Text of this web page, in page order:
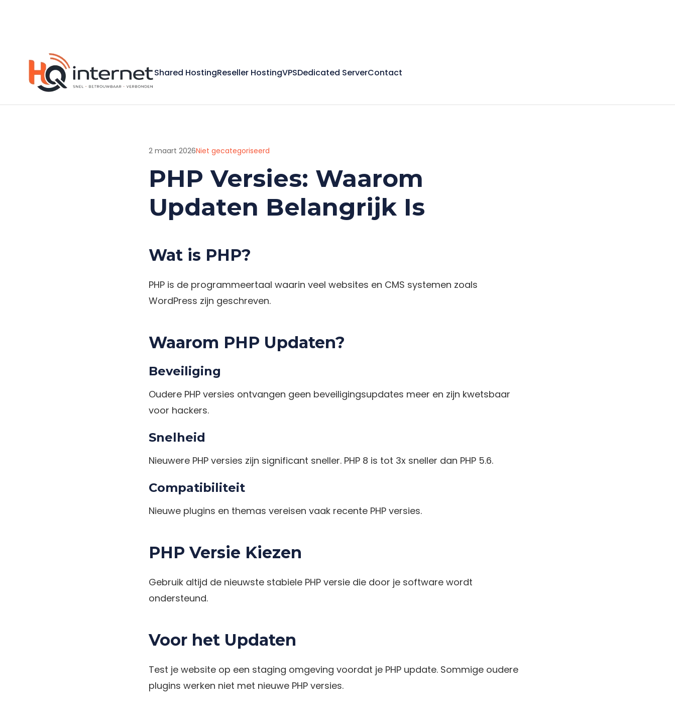
Shared HostingReseller HostingVPSDedicated ServerContact
2 maart 2026Niet gecategoriseerd
PHP Versies: Waarom
Updaten Belangrijk Is
Wat is PHP?
PHP is de programmeertaal waarin veel websites en CMS systemen zoals
WordPress zijn geschreven.
Waarom PHP Updaten?
Beveiliging
Oudere PHP versies ontvangen geen beveiligingsupdates meer en zijn kwetsbaar
voor hackers.
Snelheid
Nieuwere PHP versies zijn significant sneller. PHP 8 is tot 3x sneller dan PHP 5.6.
Compatibiliteit
Nieuwe plugins en themas vereisen vaak recente PHP versies.
PHP Versie Kiezen
Gebruik altijd de nieuwste stabiele PHP versie die door je software wordt
ondersteund.
Voor het Updaten
Test je website op een staging omgeving voordat je PHP update. Sommige oudere
plugins werken niet met nieuwe PHP versies.